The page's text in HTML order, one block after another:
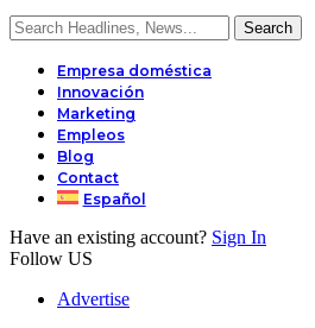
Empresa doméstica
Innovación
Marketing
Empleos
Blog
Contact
Español
Have an existing account? Sign In
Follow US
Advertise